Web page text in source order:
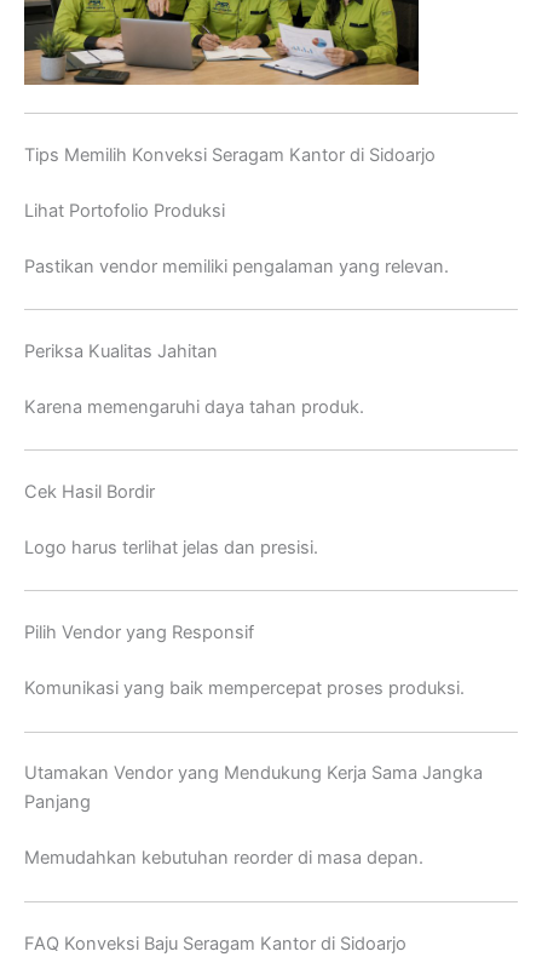
Tips Memilih Konveksi Seragam Kantor di Sidoarjo
Lihat Portofolio Produksi
Pastikan vendor memiliki pengalaman yang relevan.
Periksa Kualitas Jahitan
Karena memengaruhi daya tahan produk.
Cek Hasil Bordir
Logo harus terlihat jelas dan presisi.
Pilih Vendor yang Responsif
Komunikasi yang baik mempercepat proses produksi.
Utamakan Vendor yang Mendukung Kerja Sama Jangka
Panjang
Memudahkan kebutuhan reorder di masa depan.
FAQ Konveksi Baju Seragam Kantor di Sidoarjo